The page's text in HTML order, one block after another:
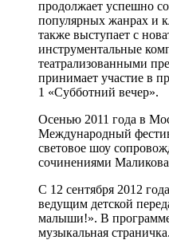
продолжает успешно
популярных жанрах и
также выступает с
инструментальные
театрализованными
принимает участие в
1 «Субботний вечер».
Осенью 2011 года в
Международный
световое шоу
сочинениями
C 12 сентября 2012
ведущим детской
малыши!». В
музыкальная страничка.